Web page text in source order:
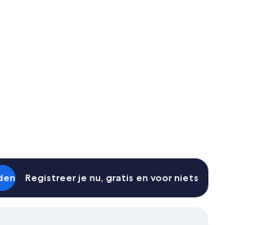
Registreer je nu, gratis en voor niets